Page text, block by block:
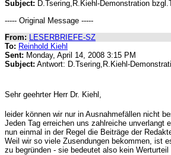
Subject: D.Tsering,R.Kiehl-Demonstration
----- Original Message -----
From:
LESERBRIEFE-SZ
To: Reinhold Kiehl
Sent: Monday, April 14, 2008 3:15 PM
Subject: Antwort: D.Tsering,R.Kiehl-
Sehr geehrter Herr Dr. Kiehl,
leider können wir nur in Ausnahmefällen nicht
Jeden Tag erreichen uns zahlreiche unverlangt
nun einmal in der Regel die Beiträge der
Weil wir so viele Zusendungen bekommen, ist
zu begründen - sie bedeutet also kein Werturteil